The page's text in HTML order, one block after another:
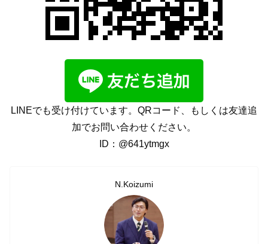
LINEでも受け付けています。QRコード、もしくは友達追
加でお問い合わせください。
ID：@641ytmgx
N.Koizumi